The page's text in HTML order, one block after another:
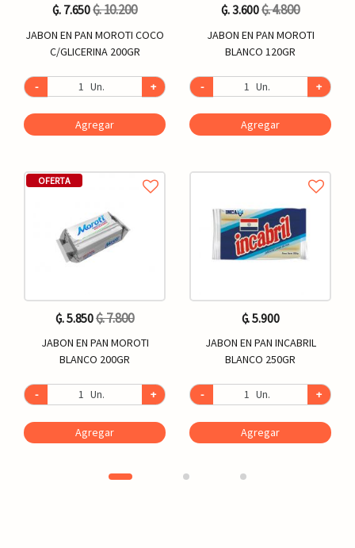
₲. 7.650₲. 10.200
JABON EN PAN MOROTI COCO
C/GLICERINA 200GR
- Un. +
Agregar
OFERTA
₲. 5.850₲. 7.800
JABON EN PAN MOROTI
BLANCO 200GR
- Un. +
Agregar
₲. 3.600₲. 4.800
JABON EN PAN MOROTI
BLANCO 120GR
- Un. +
Agregar
₲. 5.900
JABON EN PAN INCABRIL
BLANCO 250GR
- Un. +
Agregar